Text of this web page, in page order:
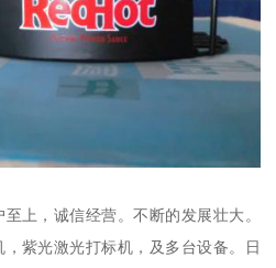
上，诚信经营。不断的发展壮大。
紫光激光打标机，及多台设备。日